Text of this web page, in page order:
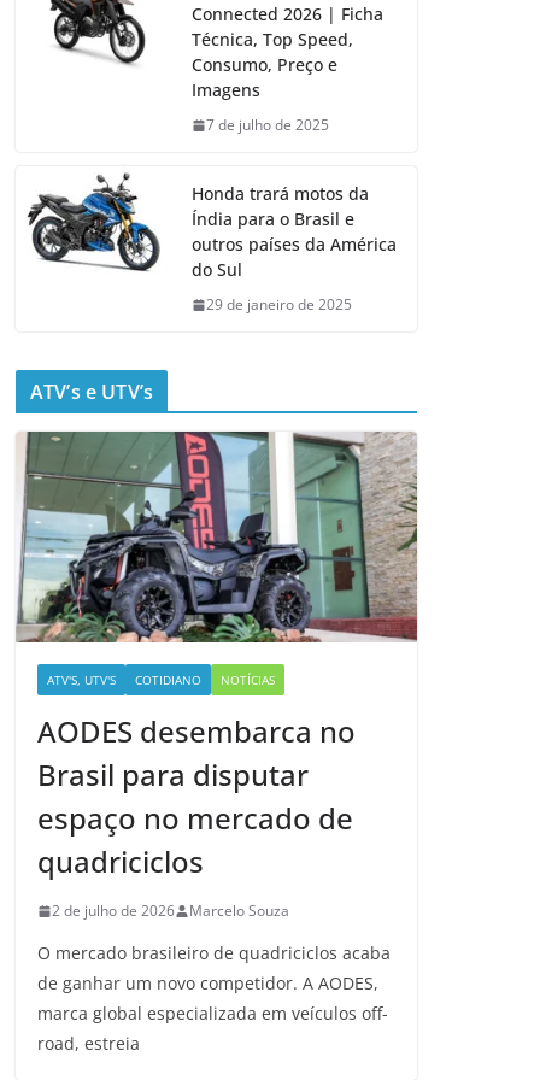
Connected 2026 | Ficha
Técnica, Top Speed,
Consumo, Preço e
Imagens
7 de julho de 2025
Honda trará motos da
Índia para o Brasil e
outros países da América
do Sul
29 de janeiro de 2025
ATV’s e UTV’s
ATV'S, UTV'S COTIDIANO NOTÍCIAS
AODES desembarca no
Brasil para disputar
espaço no mercado de
quadriciclos
2 de julho de 2026 Marcelo Souza
O mercado brasileiro de quadriciclos acaba
de ganhar um novo competidor. A AODES,
marca global especializada em veículos off-
road, estreia